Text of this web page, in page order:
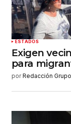
ESTADOS
Exigen
para
por Redacción